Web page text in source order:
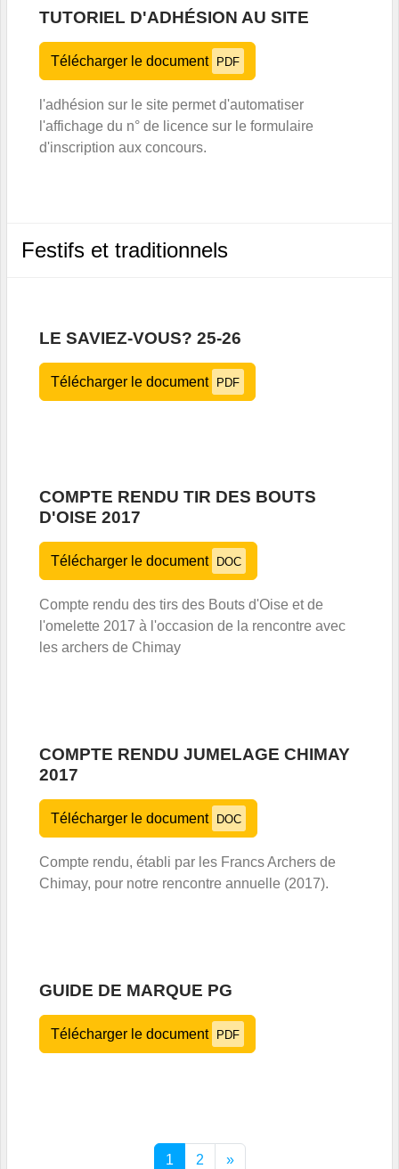
TUTORIEL D'ADHÉSION AU SITE
Télécharger le document PDF
l'adhésion sur le site permet d'automatiser
l'affichage du n° de licence sur le formulaire
d'inscription aux concours.
Festifs et traditionnels
LE SAVIEZ-VOUS? 25-26
Télécharger le document PDF
COMPTE RENDU TIR DES BOUTS
D'OISE 2017
Télécharger le document DOC
Compte rendu des tirs des Bouts d'Oise et de
l'omelette 2017 à l'occasion de la rencontre avec
les archers de Chimay
COMPTE RENDU JUMELAGE CHIMAY
2017
Télécharger le document DOC
Compte rendu, établi par les Francs Archers de
Chimay, pour notre rencontre annuelle (2017).
GUIDE DE MARQUE PG
Télécharger le document PDF
1 2 »